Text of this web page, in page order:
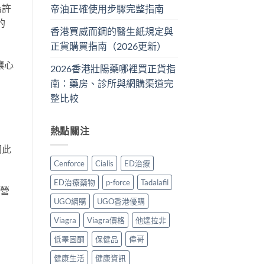
心
帝油正確使用步驟完整指南
香港買威而鋼的醫生紙規定與
正貨購買指南（2026更新）
2026香港壯陽藥哪裡買正貨指
南：藥房、診所與網購渠道完
整比較
熱點關注
Cenforce Cialis
ED治療
ED治療藥物
p-force
Tadalafil
UGO網購
UGO香港優購
Viagra
Viagra價格
他達拉非
低睪固酮
保健品
偉哥
健康生活
健康資訊